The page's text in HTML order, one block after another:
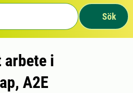
Sök
i
A2E